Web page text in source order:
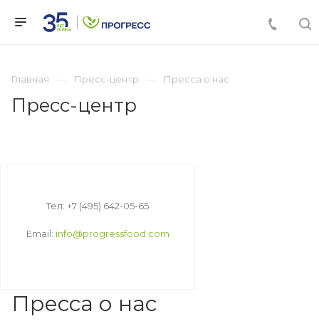
Главная Пресс-центр Пресса о нас
Пресс-центр
Тел: +7 (495) 642-05-65
Email: info@progressfood.com
Пресса о нас